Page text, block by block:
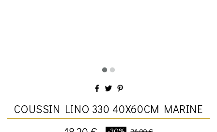
COUSSIN LINO 330 40X60CM MARINE